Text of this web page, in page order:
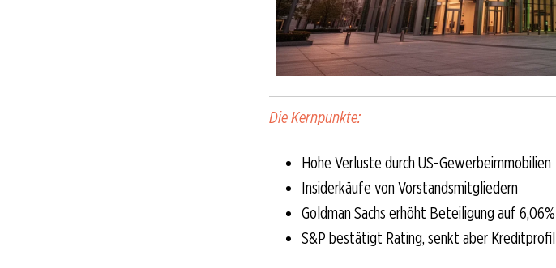
Die Kernpunkte:
Hohe Verluste durch US-Gewerbeimmobilien
Insiderkäufe von Vorstandsmitgliedern
Goldman Sachs erhöht Beteiligung auf 6,06%
S&P bestätigt Rating, senkt aber Kreditprofil